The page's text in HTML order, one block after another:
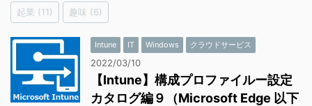
起業 (11) 趣味 (6)
Intune IT Windows クラウドサービス
2022/03/10
【Intune】構成プロファイルー設定
カタログ編９（Microsoft Edge 以下